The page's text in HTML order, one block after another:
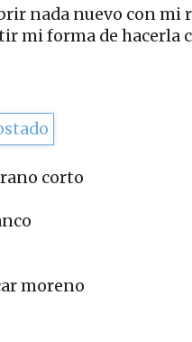
nada nuevo con mi
mi forma de hacerla
corto
moreno